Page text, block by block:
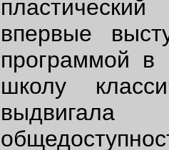
впервые
программой в
школу